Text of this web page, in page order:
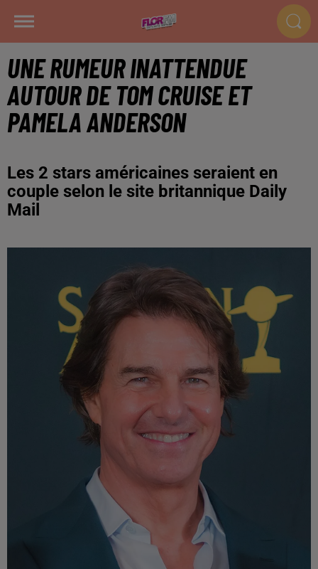
UNE RUMEUR INATTENDUE
AUTOUR DE TOM CRUISE ET
PAMELA ANDERSON
Les 2 stars américaines seraient en
couple selon le site britannique Daily